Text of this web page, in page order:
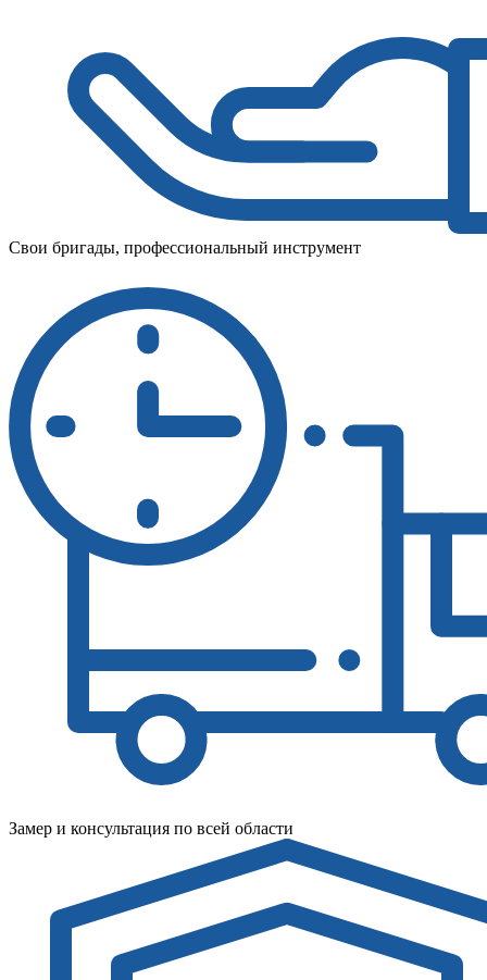
Свои бригады, профессиональный инструмент
Замер и консультация по всей области